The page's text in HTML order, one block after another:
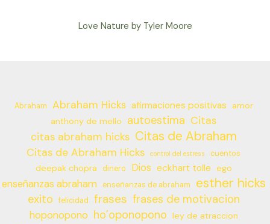
Love Nature by Tyler Moore
Abraham Abraham Hicks afirmaciones positivas
amor
anthony de mello
autoestima Citas
citas abraham hicks Citas de Abraham
Citas de Abraham Hicks control del estress cuentos
deepak chopra dinero Dios eckhart tolle ego
enseñanzas abraham enseñanzas de abraham esther hicks
exito felicidad frases frases de motivacion
hoponopono ho’oponopono ley de atraccion